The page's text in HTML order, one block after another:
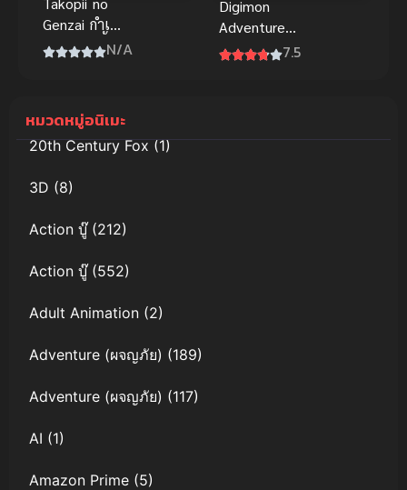
Genzai กำเนิด
บาปทาโกปี้N/A
Digimon
Adventure
(1999) ดิจิ7.5
หมวดหมู่อนิเมะ
20th Century Fox(1)
3D (8)
Action บู๊(212)
Action บู๊(552)
Adult Animation (2)
Adventure (ผจญภัย) (189)
Adventure (ผจญภัย) (117)
AI (1)
Amazon Prime (5)